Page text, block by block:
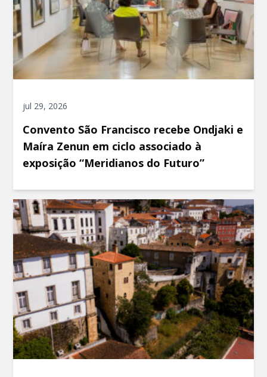
jul 29, 2026
Convento São Francisco recebe Ondjaki e
Maíra Zenun em ciclo associado à
exposição “Meridianos do Futuro”